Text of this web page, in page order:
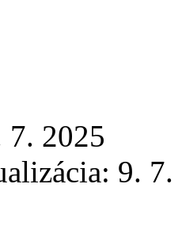
7. 2025
9.